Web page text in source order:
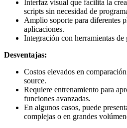
Interfaz visual que facilita la
scripts sin necesidad de
Amplio soporte para diferentes
aplicaciones.
Integración con herramientas
Desventajas:
Costos elevados en
source.
Requiere entrenamiento para
funciones avanzadas.
En algunos casos, puede
complejas o en grandes